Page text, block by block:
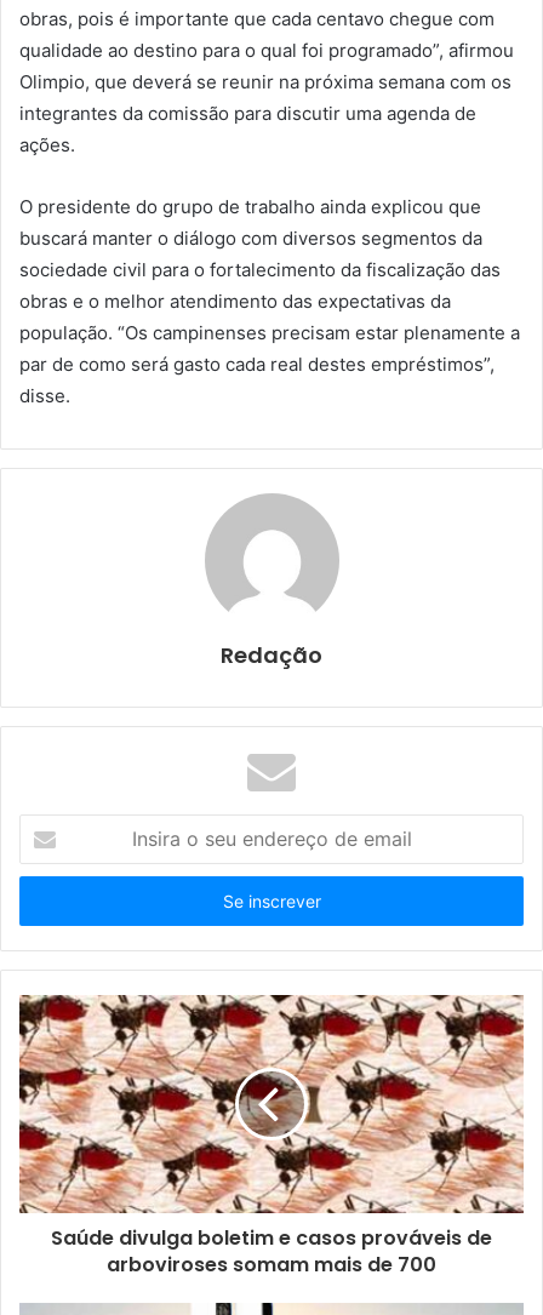
obras, pois é importante que cada centavo chegue com
qualidade ao destino para o qual foi programado”, afirmou
Olimpio, que deverá se reunir na próxima semana com os
integrantes da comissão para discutir uma agenda de
ações.
O presidente do grupo de trabalho ainda explicou que
buscará manter o diálogo com diversos segmentos da
sociedade civil para o fortalecimento da fiscalização das
obras e o melhor atendimento das expectativas da
população. “Os campinenses precisam estar plenamente a
par de como será gasto cada real destes empréstimos”,
disse.
Redação
s
r
a
s
e
u
e
n
d
e
r
e
Saúde divulga boletim e casos prováveis de
arboviroses somam mais de 700